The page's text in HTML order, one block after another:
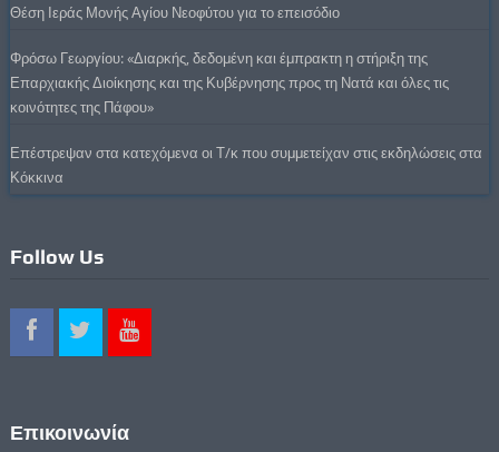
Θέση Ιεράς Μονής Αγίου Νεοφύτου για το επεισόδιο
Φρόσω Γεωργίου: «Διαρκής, δεδομένη και έμπρακτη η στήριξη της
Επαρχιακής Διοίκησης και της Κυβέρνησης προς τη Νατά και όλες τις
κοινότητες της Πάφου»
Επέστρεψαν στα κατεχόμενα οι Τ/κ που συμμετείχαν στις εκδηλώσεις στα
Κόκκινα
Follow Us
Επικοινωνία